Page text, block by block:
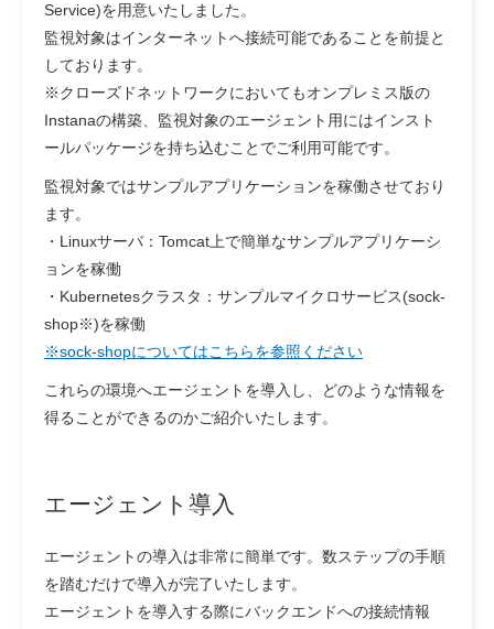
Service)を用意いたしました。
監視対象はインターネットへ接続可能であることを前提と
しております。
※クローズドネットワークにおいてもオンプレミス版の
Instanaの構築、監視対象のエージェント用にはインスト
ールパッケージを持ち込むことでご利用可能です。
監視対象ではサンプルアプリケーションを稼働させており
ます。
・Linuxサーバ：Tomcat上で簡単なサンプルアプリケーシ
ョンを稼働
・Kubernetesクラスタ：サンプルマイクロサービス(sock-
shop※)を稼働
※sock-shopについてはこちらを参照ください
これらの環境へエージェントを導入し、どのような情報を
得ることができるのかご紹介いたします。
エージェント導入
エージェントの導入は非常に簡単です。数ステップの手順
を踏むだけで導入が完了いたします。
エージェントを導入する際にバックエンドへの接続情報